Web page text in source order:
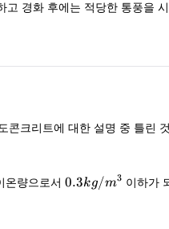
고 경화 후에는 적당한 통풍을
콘크리트에 대한 설명 중 틀린
온량으로서 0.3kg/m^3
0.3kg/m3 이하가